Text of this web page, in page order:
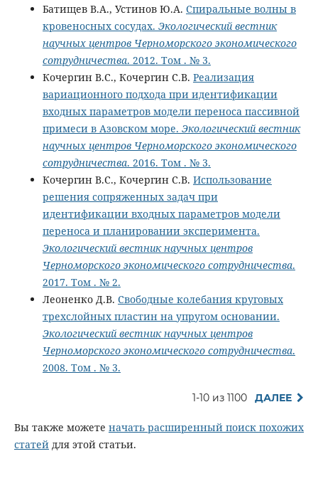
Батищев В.А., Устинов Ю.А. Спиральные волны в
кровеносных сосудах. Экологический вестник
научных центров Черноморского экономического
сотрудничества. 2012. Том . № 3.
Кочергин В.С., Кочергин С.В. Реализация
вариационного подхода при идентификации
входных параметров модели переноса пассивной
примеси в Азовском море. Экологический вестник
научных центров Черноморского экономического
сотрудничества. 2016. Том . № 3.
Кочергин В.С., Кочергин С.В. Использование
решения сопряженных задач при
идентификации входных параметров модели
переноса и планировании эксперимента.
Экологический вестник научных центров
Черноморского экономического сотрудничества.
2017. Том . № 2.
Леоненко Д.В. Свободные колебания круговых
трехслойных пластин на упругом основании.
Экологический вестник научных центров
Черноморского экономического сотрудничества.
2008. Том . № 3.
1-10 из 1100 ДАЛЕЕ
Вы также можете начать расширенный поиск похожих
статейдля этой статьи.